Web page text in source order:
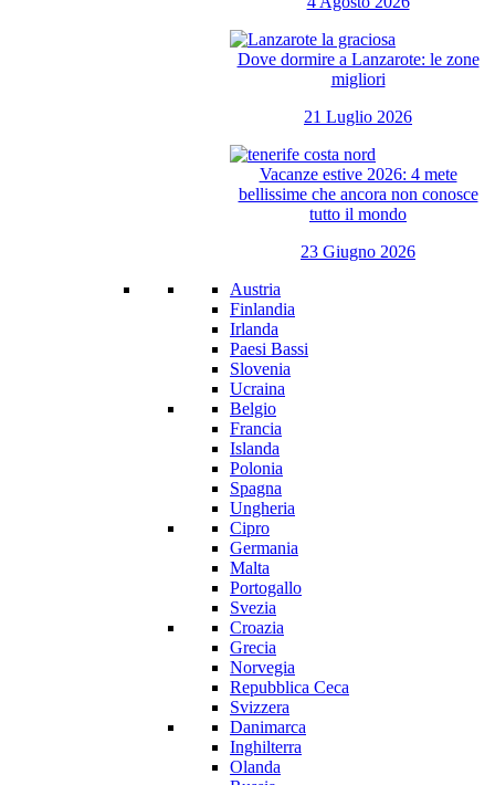
Dove dormire a Lanzarote: le zone
migliori
21 Luglio 2026
Vacanze estive 2026: 4 mete
bellissime che ancora non conosce
tutto il mondo
23 Giugno 2026
Austria
Finlandia
Irlanda
Paesi Bassi
Slovenia
Ucraina
Belgio
Francia
Islanda
Polonia
Spagna
Ungheria
Cipro
Germania
Malta
Portogallo
Svezia
Croazia
Grecia
Norvegia
Repubblica Ceca
Svizzera
Danimarca
Inghilterra
Olanda